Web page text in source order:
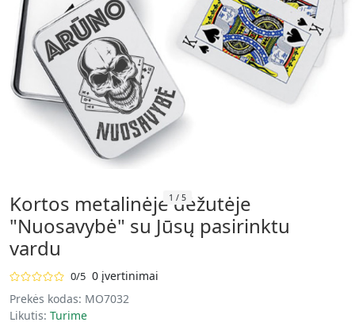
1 / 5
Kortos metalinėje dėžutėje
"Nuosavybė" su Jūsų pasirinktu
vardu
0/5 0 įvertinimai
Prekės kodas: MO7032
Likutis: Turime